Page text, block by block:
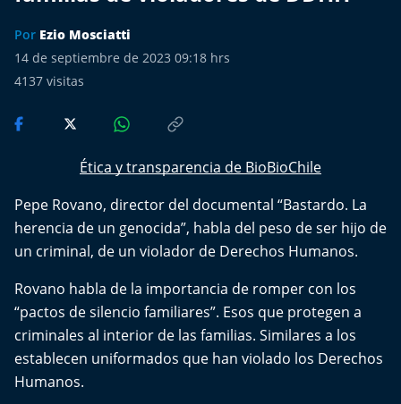
Más de Ti Podcast
Realizadores
Más de 100 Días
Efemérides
Cultura y Espectáculos
Por Ezio Mosciatti
14 de septiembre de 2023 09:18 hrs
4137 visitas
Ética y transparencia de BioBioChile
Pepe Rovano, director del documental “Bastardo. La
herencia de un genocida”, habla del peso de ser hijo de
un criminal, de un violador de Derechos Humanos.
Rovano habla de la importancia de romper con los
“pactos de silencio familiares”. Esos que protegen a
criminales al interior de las familias. Similares a los
establecen uniformados que han violado los Derechos
Humanos.